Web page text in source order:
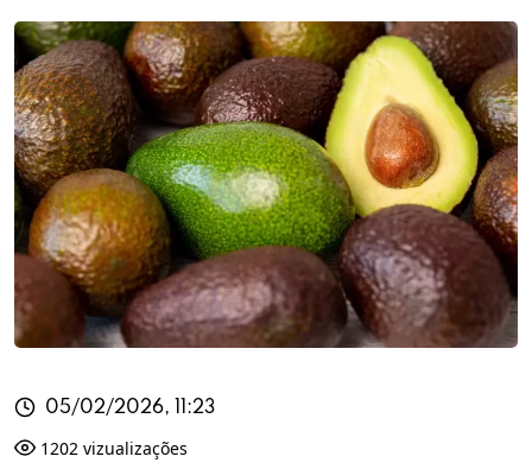
05/02/2026, 11:23
1202 vizualizações